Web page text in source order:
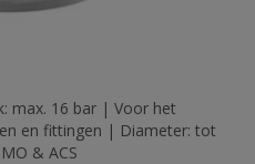
max. 16 bar | Voor het
en fittingen | Diameter: tot
& ACS